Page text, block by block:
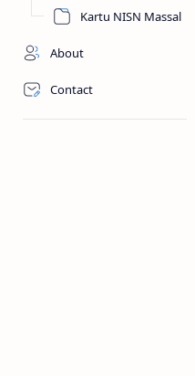
Kartu NISN Massal
About
Contact